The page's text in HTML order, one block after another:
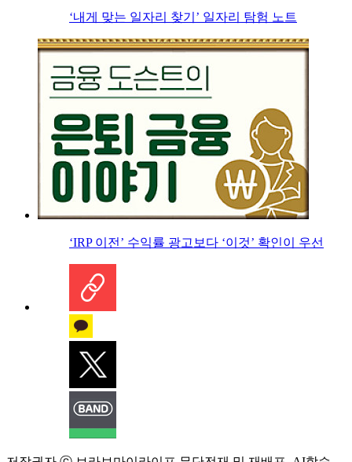
‘내게 맞는 일자리 찾기’ 일자리 탐험 노트
‘IRP 이전’ 수익률 광고보다 ‘이것’ 확인이 우선